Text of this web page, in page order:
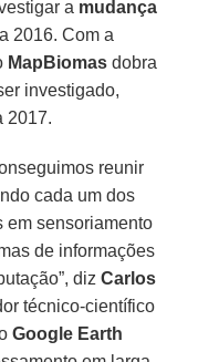
a mudança
2016. Com a
MapBiomas dobra
investigado,
2017.
reunir
cada um dos
em sensoriamento
de informações
diz Carlos
técnico-científico
Google Earth